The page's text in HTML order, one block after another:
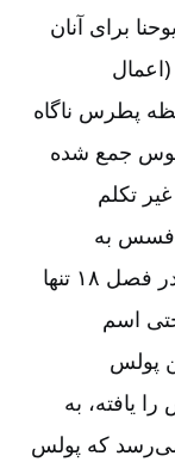
برای آنان
وسط موعظه پطرس ناگاه
جمع شده
تکلم
شهر افسس به
شاگردانی برمی‌خورَد که مانند آپولُس در فصل ۱۸ تنها
حتی اسم
پولس
یافته، به
می‌رسد که پولس